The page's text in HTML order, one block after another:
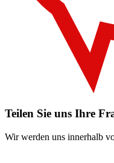
Teilen Sie uns Ihre
Wir werden uns innerhalb